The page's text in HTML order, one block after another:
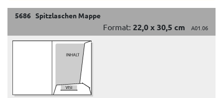
5686 Spitzlaschen Mappe
Format: 22,0 x 30,5 cm A01.06